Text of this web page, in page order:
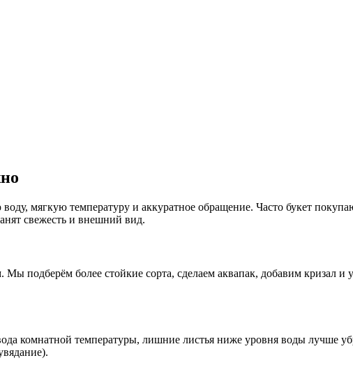
мягкую температуру и аккуратное обращение. Часто букет
свежесть и внешний вид.
Мы подберём более стойкие сорта, сделаем аквапак, добавим кризал
комнатной температуры, лишние листья ниже уровня воды лучше